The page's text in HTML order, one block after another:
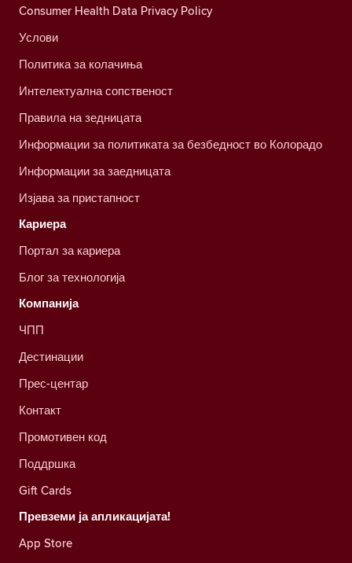
Consumer Health Data Privacy Policy
Услови
Политика за колачиња
Интелектуална сопственост
Правила на зедницата
Информации за политиката за безбедност во Колорадо
Информации за заедницата
Изјава за пристапност
Кариера
Портал за кариера
Блог за технологија
Компанија
ЧПП
Дестинации
Прес-центар
Контакт
Промотивен код
Поддршка
Gift Cards
Превземи ја апликацијата!
App Store